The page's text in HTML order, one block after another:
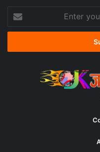
your
Email